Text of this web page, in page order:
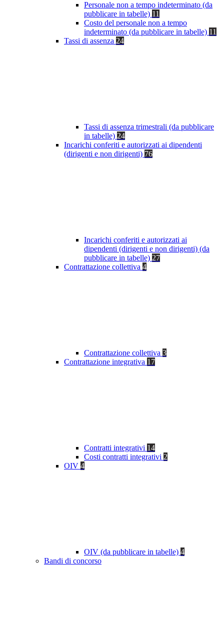
Personale non a tempo indeterminato (da
pubblicare in tabelle) 11
Costo del personale non a tempo
indeterminato (da pubblicare in tabelle) 11
Tassi di assenza 24
Tassi di assenza trimestrali (da pubblicare
in tabelle) 24
Incarichi conferiti e autorizzati ai dipendenti
(dirigenti e non dirigenti) 76
Incarichi conferiti e autorizzati ai
dipendenti (dirigenti e non dirigenti) (da
pubblicare in tabelle) 27
Contrattazione collettiva 4
Contrattazione collettiva 3
Contrattazione integrativa 17
Contratti integrativi 14
Costi contratti integrativi 2
OIV 4
OIV (da pubblicare in tabelle) 4
Bandi di concorso